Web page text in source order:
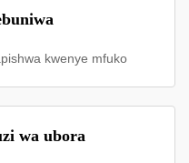
kwenye mfuko
wa ubora